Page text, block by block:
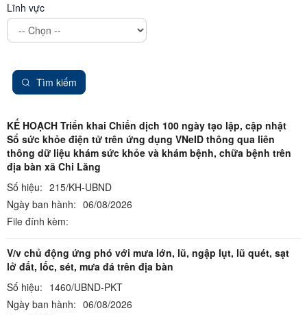
Lĩnh vực
Tìm kiếm
KẾ HOẠCH Triển khai Chiến dịch 100 ngày tạo lập, cập nhật
Sổ sức khỏe điện tử trên ứng dụng VNeID thông qua liên
thông dữ liệu khám sức khỏe và khám bệnh, chữa bệnh trên
địa bàn xã Chi Lăng
Số hiệu: 215/KH-UBND
Ngày ban hành: 06/08/2026
File đính kèm:
V/v chủ động ứng phó với mưa lớn, lũ, ngập lụt, lũ quét, sạt
lở đất, lốc, sét, mưa đá trên địa bàn
Số hiệu: 1460/UBND-PKT
Ngày ban hành: 06/08/2026